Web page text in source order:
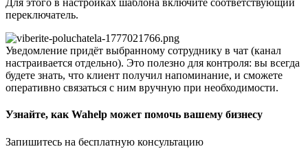
Для этого в настройках шаблона включите соответствующий
переключатель.
Уведомление придёт выбранному сотруднику в чат (канал
настраивается отдельно). Это полезно для контроля: вы всегда
будете знать, что клиент получил напоминание, и сможете
оперативно связаться с ним вручную при необходимости.
Узнайте, как Wahelp может помочь вашему бизнесу
Запишитесь на бесплатную консультацию